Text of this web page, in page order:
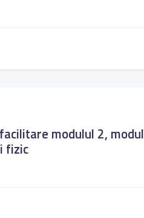
modulul 2, modul
fizic